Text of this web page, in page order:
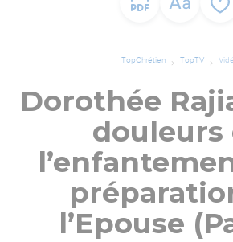
TopChrétien TopTV
Dorothée
douleurs
l’Epouse